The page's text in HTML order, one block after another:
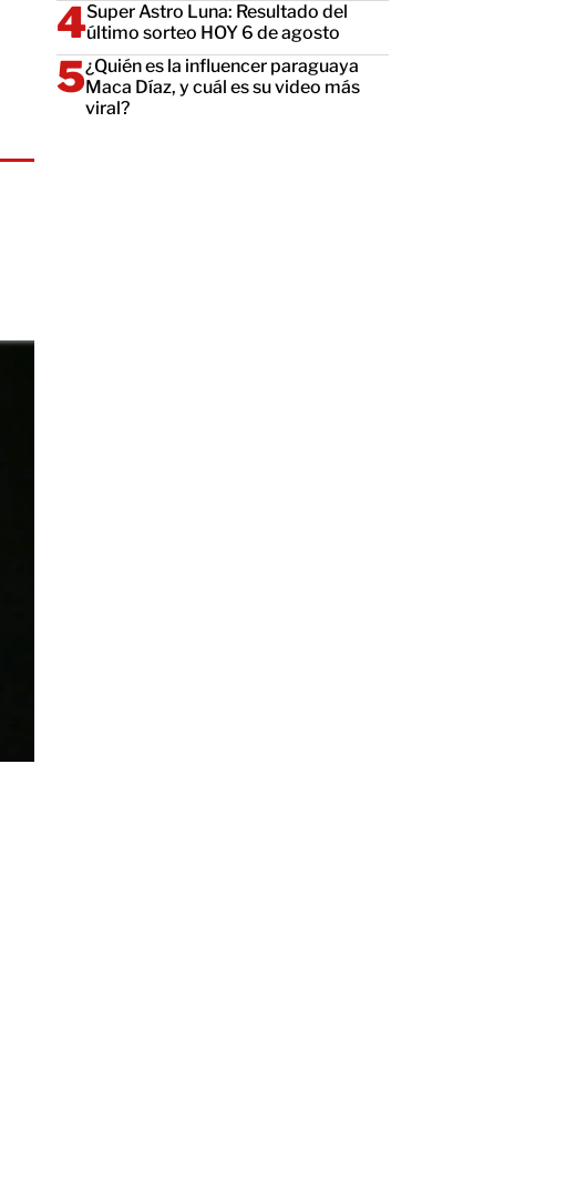
Super Astro Luna: Resultado del
último sorteo HOY 6 de agosto
¿Quién es la influencer paraguaya
Maca Díaz, y cuál es su video más
viral?